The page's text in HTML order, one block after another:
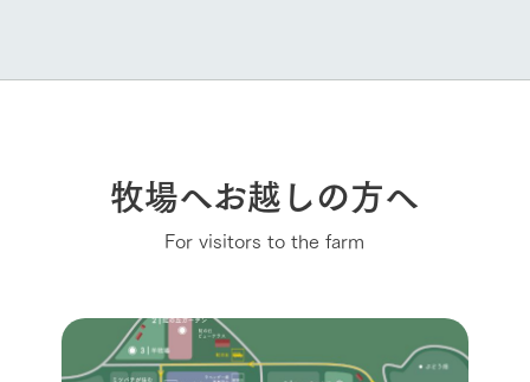
牧場へお越しの方へ
For visitors to the farm